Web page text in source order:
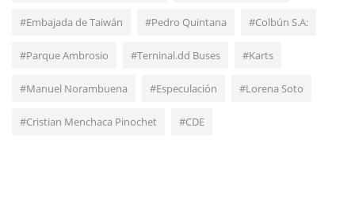
#Embajada de Taiwán #Pedro Quintana #Colbún S.A:
#Parque Ambrosio #Terninal.dd Buses #Karts
#Manuel Norambuena #Especulación #Lorena Soto
#Cristian Menchaca Pinochet #CDE